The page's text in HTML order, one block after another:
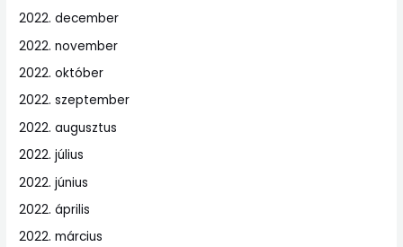
2022. december
2022. november
2022. október
2022. szeptember
2022. augusztus
2022. július
2022. június
2022. április
2022. március